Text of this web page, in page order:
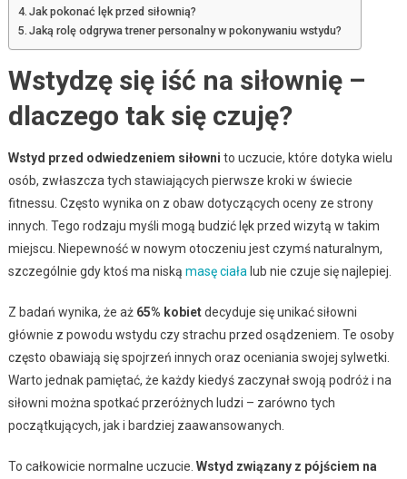
Jak pokonać lęk przed siłownią?
Jaką rolę odgrywa trener personalny w pokonywaniu wstydu?
Wstydzę się iść na siłownię –
dlaczego tak się czuję?
Wstyd przed odwiedzeniem siłowni to uczucie, które dotyka wielu
osób, zwłaszcza tych stawiających pierwsze kroki w świecie
fitnessu. Często wynika on z obaw dotyczących oceny ze strony
innych. Tego rodzaju myśli mogą budzić lęk przed wizytą w takim
miejscu. Niepewność w nowym otoczeniu jest czymś naturalnym,
szczególnie gdy ktoś ma niską masę ciała lub nie czuje się najlepiej.
Z badań wynika, że aż 65% kobietdecyduje się unikać siłowni
głównie z powodu wstydu czy strachu przed osądzeniem. Te osoby
często obawiają się spojrzeń innych oraz oceniania swojej sylwetki.
Warto jednak pamiętać, że każdy kiedyś zaczynał swoją podróż i na
siłowni można spotkać przeróżnych ludzi – zarówno tych
początkujących, jak i bardziej zaawansowanych.
To całkowicie normalne uczucie. Wstyd związany z pójściem na